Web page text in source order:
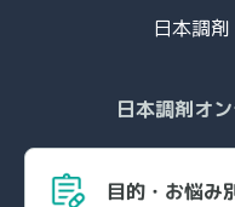
日本調
日本調剤オ
目的・お悩み